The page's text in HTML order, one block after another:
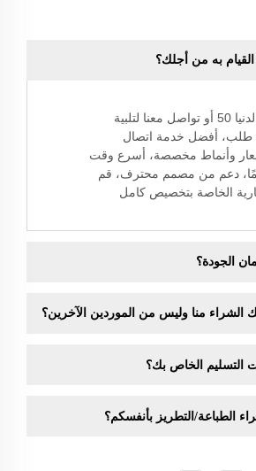
به من أجلك؟
ج: كمية الطلب الدنيا 50 أو تواصل معنا لتلبية
طلب، أفضل خدمة اتصال
وأنماط مخصصة، أسرع وقت
خلال 15 يومًا، دعم من مصمم محترف، قم
الخاصة بتخصيص كامل
الجودة؟
منا وليس من الموردين الآخرين؟
التسليم الخاص بك؟
الطباعة/التطريز بأنفسكم؟